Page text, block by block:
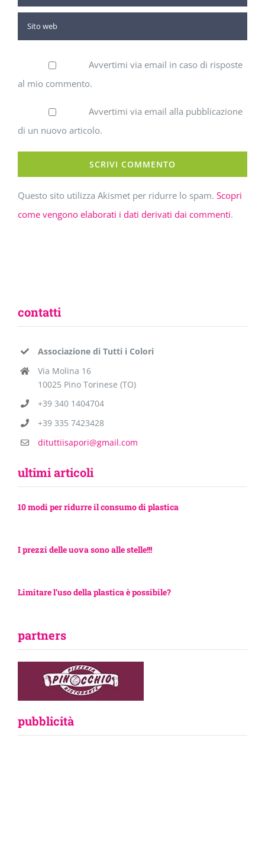
Avvertimi via email in caso di risposte
al mio commento.
Avvertimi via email alla pubblicazione
di un nuovo articolo.
Questo sito utilizza Akismet per ridurre lo spam. Scopri
come vengono elaborati i dati derivati dai commenti.
contatti
Associazione di Tutti i Colori
Via Molina 16
10025 Pino Torinese (TO)
+39 340 1404704
+39 335 7423428
dituttiisapori@gmail.com
ultimi articoli
10 modi per ridurre il consumo di plastica
I prezzi delle uova sono alle stelle!!!
Limitare l’uso della plastica è possibile?
partners
pubblicità